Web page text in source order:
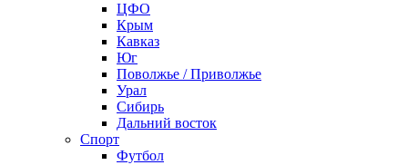
ЦФО
Крым
Кавказ
Юг
Поволжье / Приволжье
Урал
Сибирь
Дальний восток
Спорт
Футбол